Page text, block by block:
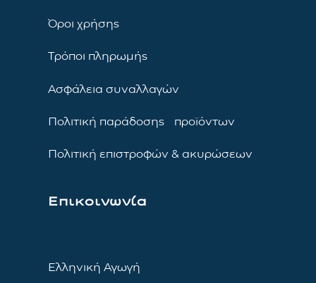
Όροι χρήσης
Τρόποι πληρωμής
Ασφάλεια συναλλαγών
Πολιτική παράδοσης προϊόντων
Πολιτική επιστροφών & ακυρώσεων
Επικοινωνία
Ελληνική Αγωγή